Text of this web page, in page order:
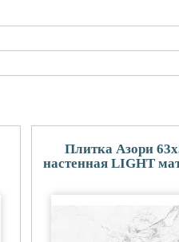
Плитка Азори
настенная LIGHT